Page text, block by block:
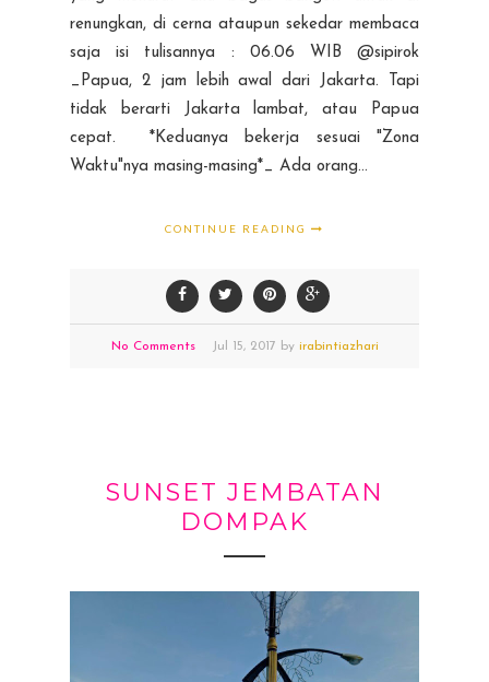
renungkan, di cerna ataupun sekedar membaca
saja isi tulisannya : 06.06 WIB @sipirok
_Papua, 2 jam lebih awal dari Jakarta. Tapi
tidak berarti Jakarta lambat, atau Papua
cepat. *Keduanya bekerja sesuai "Zona
Waktu"nya masing-masing*_ Ada orang...
CONTINUE READING
No Comments Jul 15,2017 by irabintiazhari
SUNSET JEMBATAN
DOMPAK